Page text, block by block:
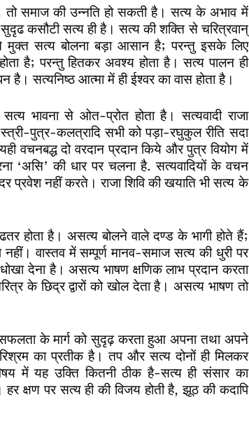
तो समाज की उन्नति हो सकती है। सत्य के अभाव में
कसौटी सत्य ही है। सत्य की शक्ति से चरित्रवान्
सत्य बोलना बड़ा आसान है; परन्तु इसके लिए
है; परन्तु हितकर अवश्य होता है। सत्य पालन ही
है। सत्यनिष्ठ आत्मा में ही ईश्वर का वास होता है।
भावना से ओत-प्रोत होता है। सत्यवादी राजा
पुत्र-कलत्रादि सभी को पड़ा-रघुकुल रीति सदा
दो वरदान प्रदान किये और पुत्र वियोग में
‘असि’ की धार पर चलना है. सत्यवादियों के वचन
प्रवेश नहीं करते। राजा शिवि की खयाति भी सत्य के
होता है। असत्य बोलने वाले दण्ड के भागी होते हैं;
वास्तव में सम्पूर्ण मानव-समाज सत्य की धुरी पर
देना है। असत्य भाषण क्षणिक लाभ प्रदान करता
के छिद्र द्वारों को खोल देता है। असत्य भाषण तो
के मार्ग को सुदृढ़ करता हुआ अपना तथा अपने
का प्रतीक है। तप और सत्य दोनों ही मिलकर
में यह उक्ति कितनी ठीक है-सत्य ही संसार का
हर क्षण पर सत्य ही की विजय होती है, झूठ की कदापि